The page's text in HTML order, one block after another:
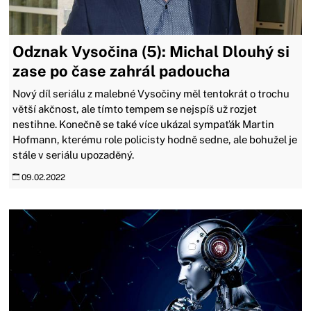
Odznak Vysočina (5): Michal Dlouhý si
zase po čase zahrál padoucha
Nový díl seriálu z malebné Vysočiny měl tentokrát o trochu
větší akčnost, ale tímto tempem se nejspíš už rozjet
nestihne. Konečně se také více ukázal sympaťák Martin
Hofmann, kterému role policisty hodně sedne, ale bohužel je
stále v seriálu upozaděný.
09.02.2022